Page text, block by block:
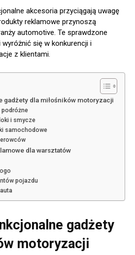
akcesoria przyciągają uwagę
reklamowe przynoszą
automotive. Te sprawdzone
się w konkurencji i
z klientami.
gadżety dla miłośników motoryzacji
podróżne
i smycze
samochodowe
dla warsztatów
pojazdu
gadżety
motoryzacji